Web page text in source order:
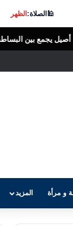
🕌الصلاة:الظهر
الغنية الرأى العام
و مرأة المزيد